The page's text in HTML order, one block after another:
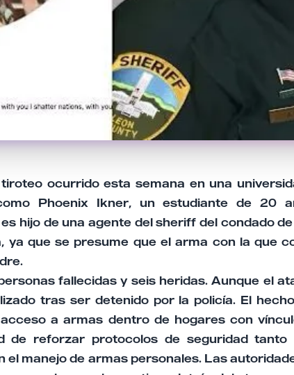
ocurrido esta semana en una
Phoenix Ikner, un estudiante de 20
hijo de una agente del sheriff del condado
ya que se presume que el arma con la que
fallecidas y seis heridas. Aunque el
tras ser detenido por la policía. El
a armas dentro de hogares con
de reforzar protocolos de seguridad tanto
el manejo de armas personales. Las